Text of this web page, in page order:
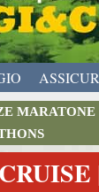
MARATONE